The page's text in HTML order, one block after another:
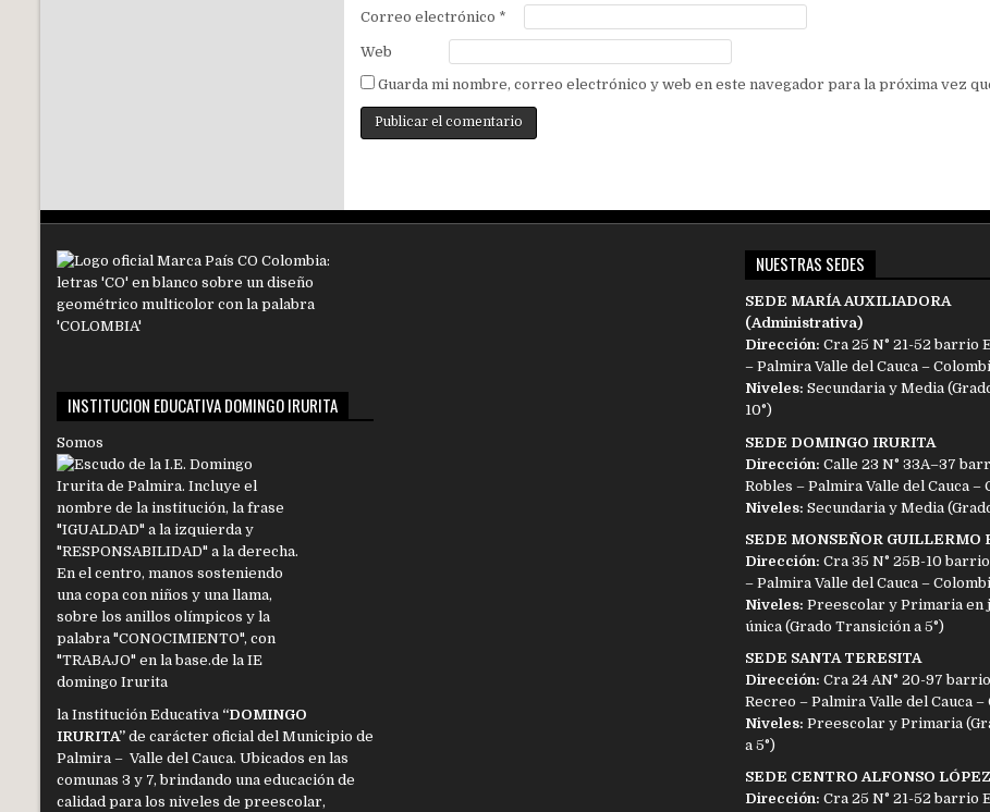
Correo electrónico *
Web
Guarda mi nombre, correo electrónico y web en este navegador para la próxima vez
INSTITUCION EDUCATIVA DOMINGO IRURITA
Somos
la Institución Educativa “DOMINGO
IRURITA” de carácter oficial del Municipio de
Palmira – Valle del Cauca. Ubicados en las
comunas 3 y 7, brindando una educación de
calidad para los niveles de preescolar,
NUESTRAS SEDES
SEDE MARÍA AUXILIADORA
(Administrativa)
Dirección: Cra 25 N° 21-52 barrio
– Palmira Valle del Cauca –
Niveles: Secundaria y Media
10°)
SEDE DOMINGO IRURITA
Dirección: Calle 23 N° 33A–37
Robles – Palmira Valle del Cauca –
Niveles: Secundaria y Media (Grado
SEDE MONSEÑOR GUILLERMO
Dirección: Cra 35 N° 25B-10
– Palmira Valle del Cauca –
Niveles: Preescolar y Primaria en
única (Grado Transición a 5°)
SEDE SANTA TERESITA
Dirección:Cra 24 AN° 20-97
Recreo – Palmira Valle del Cauca –
Niveles: Preescolar y Primaria
a 5°)
SEDE CENTRO ALFONSO LÓPEZ
Dirección: Cra 25 N° 21-52 barrio